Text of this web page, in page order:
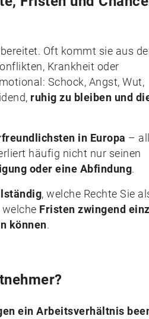
Oft kommt sie aus
Krankheit oder
Schock, Angst, Wut,
ruhig zu bleiben und
in Europa –
häufig nicht nur seinen
oder eine Abfindung.
, welche Rechte Sie
welche Fristen zwingend
können.
ein Arbeitsverhältnis